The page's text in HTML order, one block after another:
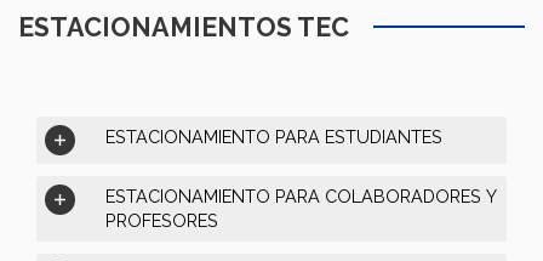
ESTACIONAMIENTOS TEC
ESTACIONAMIENTO PARA ESTUDIANTES
ESTACIONAMIENTO PARA COLABORADORES Y
PROFESORES